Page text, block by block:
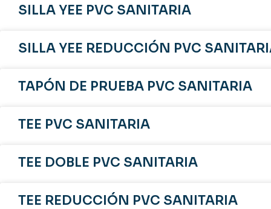
SILLA YEE PVC SANITARIA
SILLA YEE REDUCCIÓN PVC
TAPÓN DE PRUEBA PVC SANITARIA
TEE PVC SANITARIA
TEE DOBLE PVC SANITARIA
TEE REDUCCIÓN PVC SANITARIA